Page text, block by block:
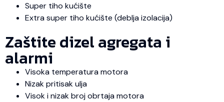
Super tiho kućište
Extra super tiho kućište (deblja izolacija)
Zaštite dizel agregata i
alarmi
Visoka temperatura motora
Nizak pritisak ulja
Visok i nizak broj obrtaja motora